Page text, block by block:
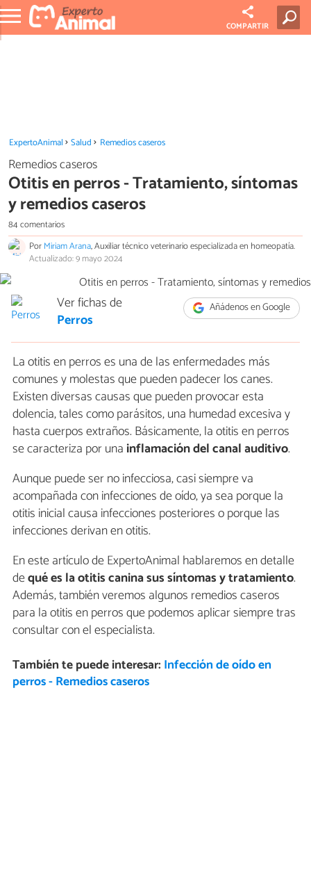
COMPARTIR
ExpertoAnimal Salud Remedios caseros
Remedios caseros
Otitis en perros - Tratamiento, síntomas
y remedios caseros
84 comentarios
PorMiriam Arana, Auxiliar técnico veterinario especializada en homeopatía.
Actualizado: 9 mayo 2024
Añádenos en Google
Ver fichas de
Perros
La otitis en perros es una de las enfermedades más
comunes y molestas que pueden padecer los canes.
Existen diversas causas que pueden provocar esta
dolencia, tales como parásitos, una humedad excesiva y
hasta cuerpos extraños. Básicamente, la otitis en perros
se caracteriza por una inflamación del canal auditivo.
Aunque puede ser no infecciosa, casi siempre va
acompañada con infecciones de oído, ya sea porque la
otitis inicial causa infecciones posteriores o porque las
infecciones derivan en otitis.
En este artículo de ExpertoAnimal hablaremos en detalle
dequé es la otitis canina sus síntomas y tratamiento.
Además, también veremos algunos remedios caseros
para la otitis en perros que podemos aplicar siempre tras
consultar con el especialista.
También te puede interesar: Infección de oído en
perros - Remedios caseros